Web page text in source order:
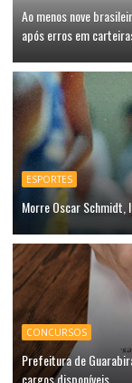
Ao menos nove
após erros em
ESPORTES
Morre Oscar Schmidt,
CONCURSOS
Prefeitura de
cargos disponíveis